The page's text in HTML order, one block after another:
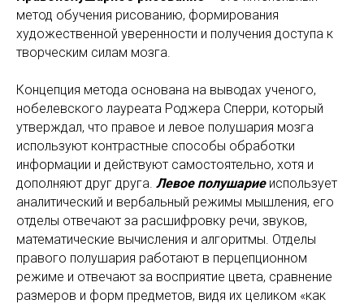
метод обучения рисованию, формирования
художественной уверенности и получения доступа к
творческим силам мозга.
Концепция метода основана на выводах ученого,
нобелевского лауреата Роджера Сперри, который
утверждал, что правое и левое полушария мозга
используют контрастные способы обработки
информации и действуют самостоятельно, хотя и
дополняют друг друга. Левое полушариеиспользует
аналитический и вербальный режимы мышления, его
отделы отвечают за расшифровку речи, звуков,
математические вычисления и алгоритмы. Отделы
правого полушария работают в перцепционном
режиме и отвечают за восприятие цвета, сравнение
размеров и форм предметов, видя их целиком «как